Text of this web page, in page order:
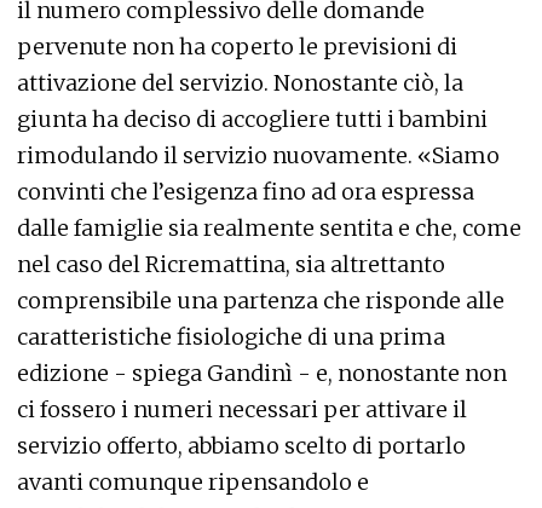
il numero complessivo delle domande
pervenute non ha coperto le previsioni di
attivazione del servizio. Nonostante ciò, la
giunta ha deciso di accogliere tutti i bambini
rimodulando il servizio nuovamente. «Siamo
convinti che l’esigenza fino ad ora espressa
dalle famiglie sia realmente sentita e che, come
nel caso del Ricremattina, sia altrettanto
comprensibile una partenza che risponde alle
caratteristiche fisiologiche di una prima
edizione - spiega Gandinì - e, nonostante non
ci fossero i numeri necessari per attivare il
servizio offerto, abbiamo scelto di portarlo
avanti comunque ripensandolo e